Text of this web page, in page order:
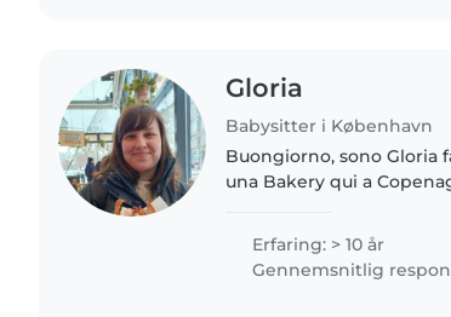
Gloria
Babysitter i København
Buongiorno, sono Gloria
una Bakery qui a
differenza..
Erfaring: > 10 år
Gennemsnitlig